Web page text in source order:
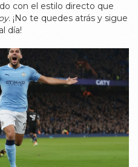
con el estilo directo que
. ¡No te quedes atrás y sigue
día!